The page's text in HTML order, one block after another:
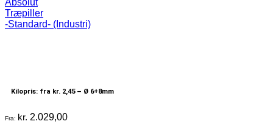
Absolut
Træpiller
-Standard- (Industri)
Kilopris: fra kr. 2,45 – Ø 6+8mm
Fra: kr. 2.029,00